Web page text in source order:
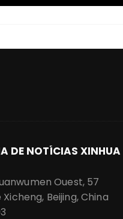
DE NOTÍCIAS XINHUA
Ouest, 57
Beijing, China